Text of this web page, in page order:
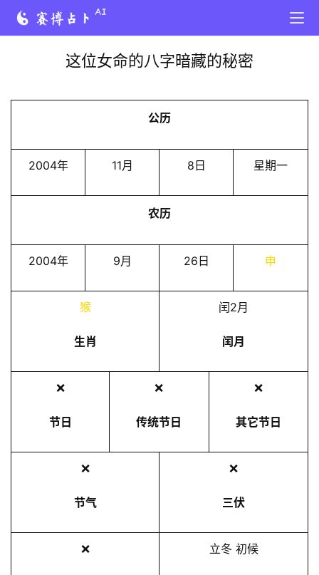
这位女命的八字暗藏的秘密
公历
2004年 11月 8日 星期一
农历
2004年 9月 26日 申
猴
生肖
闰2月
闰月
❌
节日
❌
传统节日
❌
其它节日
❌
节气
❌
三伏
❌ 立冬 初候